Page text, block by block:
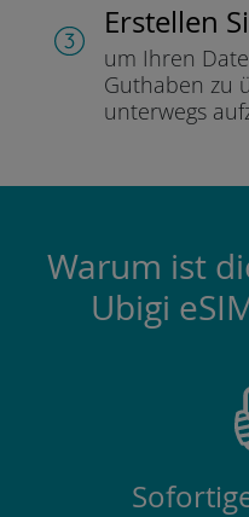
Erstellen
um Ihren
Guthaben zu
unterwegs
Warum ist
Ubigi